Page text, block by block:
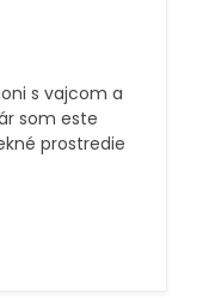
s vajcom a
som este
prostredie